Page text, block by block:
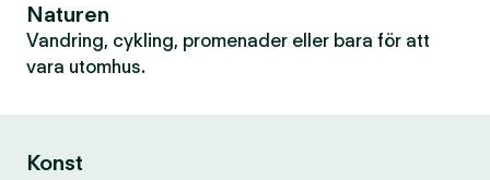
Naturen
Vandring, cykling, promenader eller bara för att
vara utomhus.
Konst